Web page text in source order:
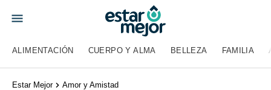
ALIMENTACIÓN CUERPO Y ALMA BELLEZA FAMILIA
Estar Mejor Amor y Amistad